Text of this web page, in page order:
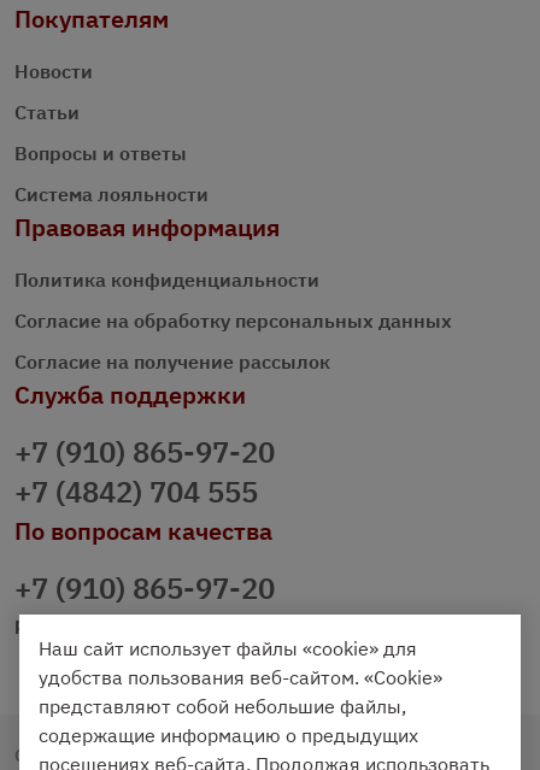
Покупателям
Новости
Статьи
Вопросы и ответы
Система лояльности
Правовая информация
Политика конфиденциальности
Согласие на обработку персональных данных
Согласие на получение рассылок
Служба поддержки
+7 (910) 865-97-20
+7 (4842) 704 555
По вопросам качества
+7 (910) 865-97-20
prazdnichniy40@palmi.ru
Copyright © 2020 - 2026. Праздничный Стол.
Наш сайт использует файлы «cookie» для
удобства пользования веб-сайтом. «Cookie»
представляют собой небольшие файлы,
содержащие информацию о предыдущих
посещениях веб-сайта. Продолжая использовать